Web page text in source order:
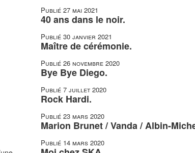
Publié 27 mai 2021
40 ans dans le noir.
Publié 30 janvier 2021
Maître de cérémonie.
Publié 26 novembre 2020
Bye Bye Diego.
Publié 7 juillet 2020
Rock Hardi.
Publié 23 mars 2020
Marion Brunet / Vanda / Albin-
Publié 14 mars 2020